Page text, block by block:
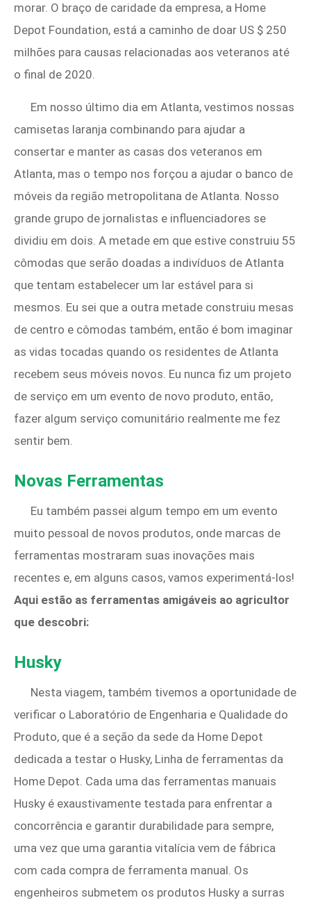
morar. O braço de caridade da empresa, a Home
Depot Foundation, está a caminho de doar US $ 250
milhões para causas relacionadas aos veteranos até
o final de 2020.
Em nosso último dia em Atlanta, vestimos nossas
camisetas laranja combinando para ajudar a
consertar e manter as casas dos veteranos em
Atlanta, mas o tempo nos forçou a ajudar o banco de
móveis da região metropolitana de Atlanta. Nosso
grande grupo de jornalistas e influenciadores se
dividiu em dois. A metade em que estive construiu 55
cômodas que serão doadas a indivíduos de Atlanta
que tentam estabelecer um lar estável para si
mesmos. Eu sei que a outra metade construiu mesas
de centro e cômodas também, então é bom imaginar
as vidas tocadas quando os residentes de Atlanta
recebem seus móveis novos. Eu nunca fiz um projeto
de serviço em um evento de novo produto, então,
fazer algum serviço comunitário realmente me fez
sentir bem.
Novas Ferramentas
Eu também passei algum tempo em um evento
muito pessoal de novos produtos, onde marcas de
ferramentas mostraram suas inovações mais
recentes e, em alguns casos, vamos experimentá-los!
Aqui estão as ferramentas amigáveis ​​ao agricultor
que descobri:
Husky
Nesta viagem, também tivemos a oportunidade de
verificar o Laboratório de Engenharia e Qualidade do
Produto, que é a seção da sede da Home Depot
dedicada a testar o Husky, Linha de ferramentas da
Home Depot. Cada uma das ferramentas manuais
Husky é exaustivamente testada para enfrentar a
concorrência e garantir durabilidade para sempre,
uma vez que uma garantia vitalícia vem de fábrica
com cada compra de ferramenta manual. Os
engenheiros submetem os produtos Husky a surras